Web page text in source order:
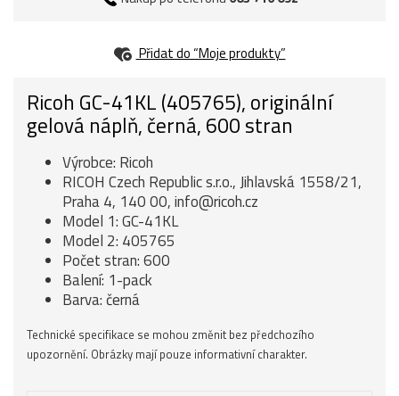
Přidat do “Moje produkty”
Ricoh GC-41KL (405765), originální
gelová náplň, černá, 600 stran
Výrobce: Ricoh
RICOH Czech Republic s.r.o., Jihlavská 1558/21,
Praha 4, 140 00, info@ricoh.cz
Model 1: GC-41KL
Model 2: 405765
Počet stran: 600
Balení: 1-pack
Barva: černá
Technické specifikace se mohou změnit bez předchozího
upozornění. Obrázky mají pouze informativní charakter.